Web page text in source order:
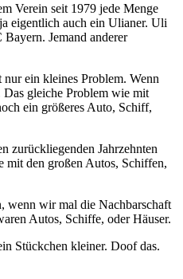
Verein seit 1979 jede Menge
eigentlich auch ein Ulianer. Uli
Jemand anderer
ein kleines Problem. Wenn
gleiche Problem wie mit
ein größeres Auto, Schiff,
zurückliegenden Jahrzehnten
mit den großen Autos, Schiffen,
wenn wir mal die Nachbarschaft
Autos, Schiffe, oder Häuser.
Stückchen kleiner. Doof das.